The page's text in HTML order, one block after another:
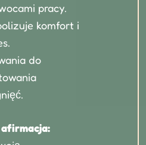
pracy.
komfort i
do